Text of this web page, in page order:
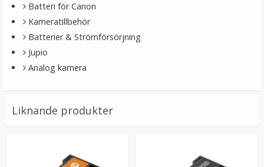
Batteri för Canon
Kameratillbehör
Batterier & Strömförsörjning
Jupio
Analog kamera
Liknande produkter